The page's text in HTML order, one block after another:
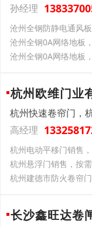
孙经理
沧州全钢防静电通风
沧州全钢0A网络地板
沧州全钢0A网络地板
杭州欧维门业
杭州快速卷帘门，
高经理
杭州电动平移门销售
杭州悬浮门销售，按
杭州建德市防火卷帘
长沙鑫旺达卷